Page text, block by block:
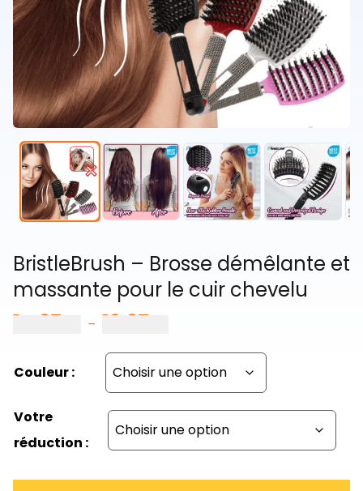
BristleBrush – Brosse démêlante et
massante pour le cuir chevelu
14,97
– 19,97
prix :
14,97 €
à
19,97 €
Couleur :
Votre
réduction :